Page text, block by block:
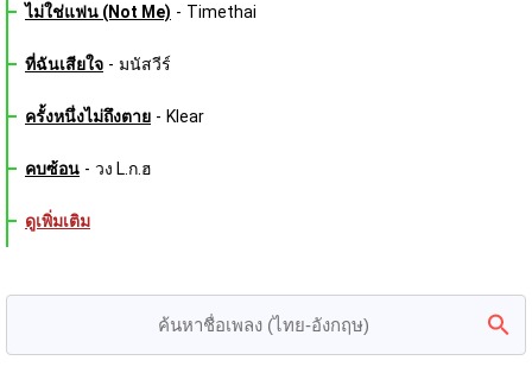
ไม่ใช่แฟน (Not Me) - Timethai
ที่ฉันเสียใจ - มนัสวีร์
ครั้งหนึ่งไม่ถึงตาย - Klear
คบซ้อน - วง L.ก.ฮ
ดูเพิ่มเติม